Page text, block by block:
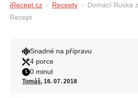
iRecept.cz Recepty
Domácí Ruská
Recept
Snadné na přípravu
4 porce
0 minut
Tomáš, 16. 07. 2018